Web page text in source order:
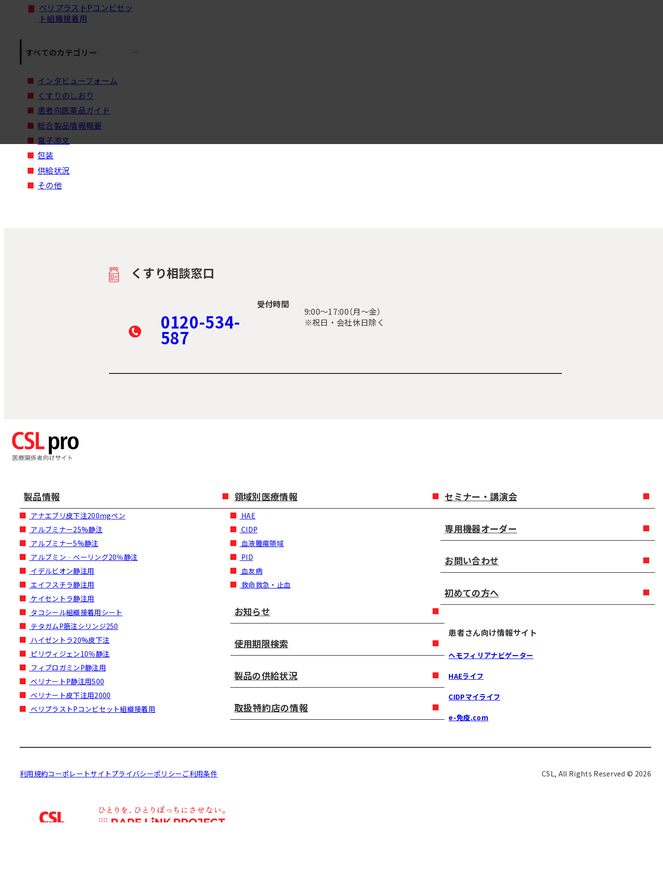
ベリプラストPコンビセッ
ト組織接着用
すべてのカテゴリー
インタビューフォーム
くすりのしおり
患者向医薬品ガイド
総合製品情報概要
電子添文
包装
供給状況
その他
くすり相談窓口
0120-534-
587
受付時間
9:00〜17:00（月～金）
※祝日・会社休日除く
製品情報
アナエブリ皮下注200mgペン
アルブミナー25%静注
アルブミナー5%静注
アルブミン‐ベーリング20％静注
イデルビオン静注用
エイフスチラ静注用
ケイセントラ静注用
タコシール組織接着用シート
テタガムP筋注シリンジ250
ハイゼントラ20%皮下注
ピリヴィジェン10％静注
フィブロガミンP静注用
ベリナートP静注用500
ベリナート皮下注用2000
ベリプラストPコンビセット組織接着用
領域別医療情報
HAE
CIDP
血液腫瘍領域
PID
血友病
救命救急・止血
お知らせ
使用期限検索
製品の供給状況
取扱特約店の情報
セミナー・講演会
専用機器オーダー
お問い合わせ
初めての方へ
患者さん向け情報サイト
ヘモフィリアナビゲーター
HAEライフ
CIDPマイライフ
e-免疫.com
利用規約コーポレートサイトプライバシーポリシーご利用条件 CSL, All Rights Reserved © 2026